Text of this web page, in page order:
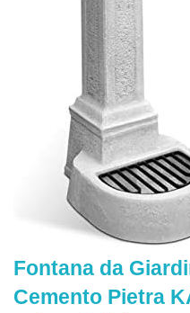
Fontana da
Cemento Pietra